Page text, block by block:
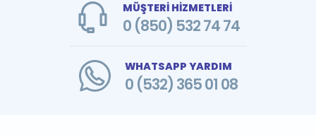
MÜŞTERİ HİZMETLERİ
0 (850) 532 74 74
WHATSAPP YARDIM
0 (532) 365 01 08